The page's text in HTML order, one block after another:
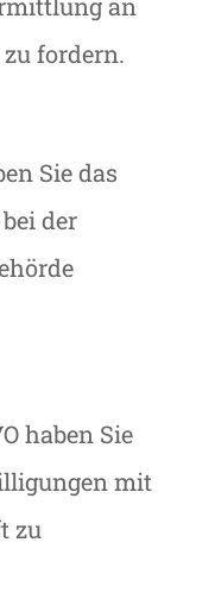
fordern.
Sie das
der
haben Sie
mit
zu